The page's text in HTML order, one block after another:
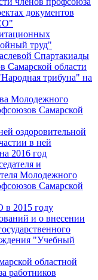
документов
труд"
Спартакиады
Самарской области
трибуна" на
Молодежного
Самарской
оздоровительной
в ней
2016 год
и
Молодежного
Самарской
2015 году
и о внесении
"Учебный
областной
работников